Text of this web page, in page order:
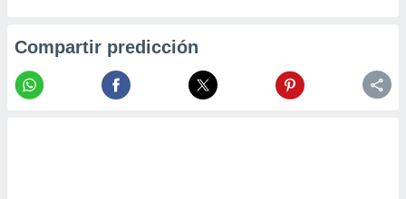
Compartir predicción